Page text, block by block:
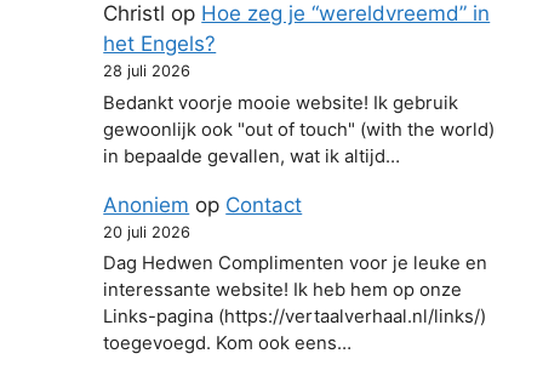
Christl op Hoe zeg je “wereldvreemd” in
het Engels?
28 juli 2026
Bedankt voorje mooie website! Ik gebruik
gewoonlijk ook "out of touch" (with the world)
in bepaalde gevallen, wat ik altijd…
Anoniem op Contact
20 juli 2026
Dag Hedwen Complimenten voor je leuke en
interessante website! Ik heb hem op onze
Links-pagina (https://vertaalverhaal.nl/links/)
toegevoegd. Kom ook eens…